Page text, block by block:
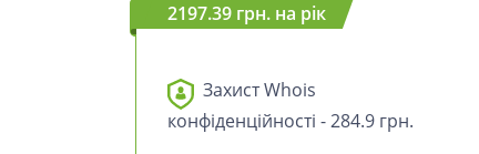
2197.39 грн. на рік
Захист Whois
конфіденційності - 284.9 грн.